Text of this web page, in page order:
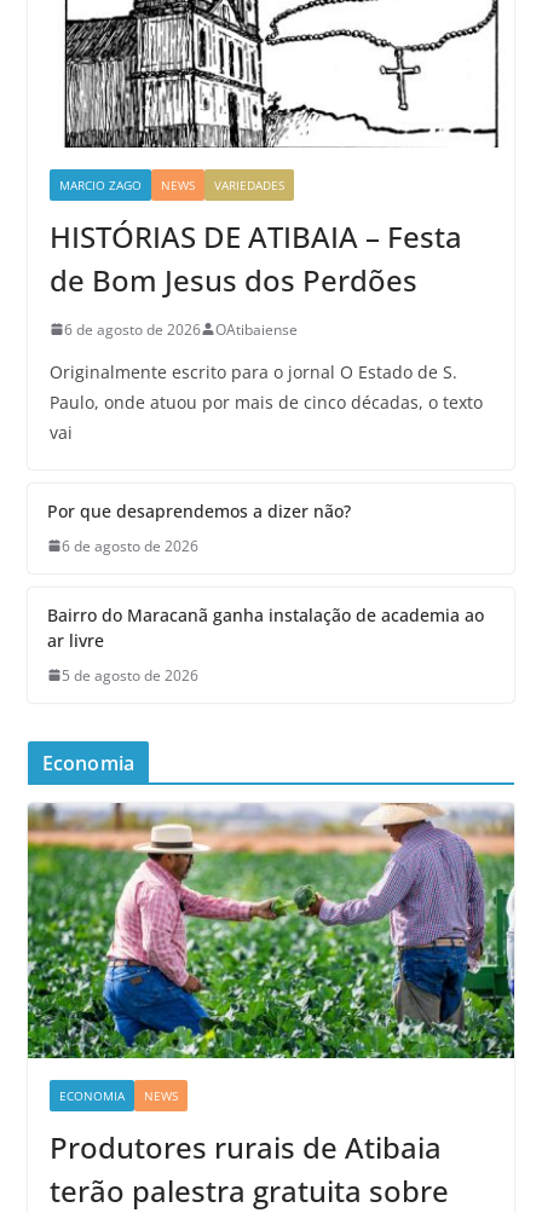
MARCIO ZAGO NEWS VARIEDADES
HISTÓRIAS DE ATIBAIA – Festa
de Bom Jesus dos Perdões
6 de agosto de 2026 OAtibaiense
Originalmente escrito para o jornal O Estado de S.
Paulo, onde atuou por mais de cinco décadas, o texto
vai
Por que desaprendemos a dizer não?
6 de agosto de 2026
Bairro do Maracanã ganha instalação de academia ao
ar livre
5 de agosto de 2026
Economia
ECONOMIA NEWS
Produtores rurais de Atibaia
terão palestra gratuita sobre